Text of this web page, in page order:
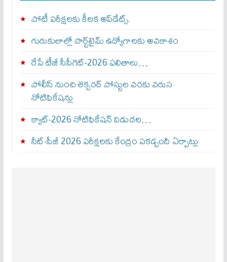
పోటీ పరీక్షలకు కీలక అప్‌డేట్స్.
గురుకులాల్లో పార్ట్‌టైమ్ ఉద్యోగాలకు అవకాశం
రేపే టీజీ సీపీగెట్‌-2026 ఫలితాలు…
పోలీస్ నుంచి లెక్చరర్ పోస్టుల వరకు వరుస
నోటిఫికేషన్లు
క్యాట్-2026 నోటిఫికేషన్ విడుదల…
నీట్-పీజీ 2026 పరీక్షలకు కేంద్రం పకడ్బందీ ఏర్పాట్లు